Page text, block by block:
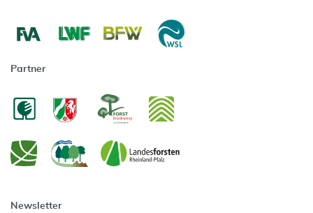
Partner
Newsletter